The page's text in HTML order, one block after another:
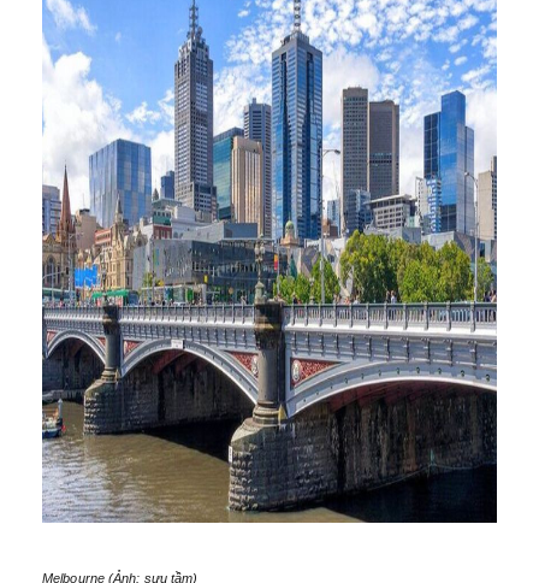
Melbourne (Ảnh: sưu tầm)